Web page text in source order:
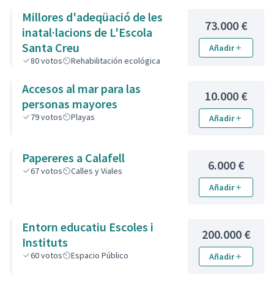
Millores d'adeqüació de les
inatal·lacions de L'Escola
Santa Creu
80votos Rehabilitación ecológica
73.000 €
Añadir
Accesos al mar para las
personas mayores
79votos Playas
10.000 €
Añadir
Papereres a Calafell
67votos Calles y Viales 6.000 €
Añadir
Entorn educatiu Escoles i
Instituts
60votos Espacio Público
200.000 €
Añadir